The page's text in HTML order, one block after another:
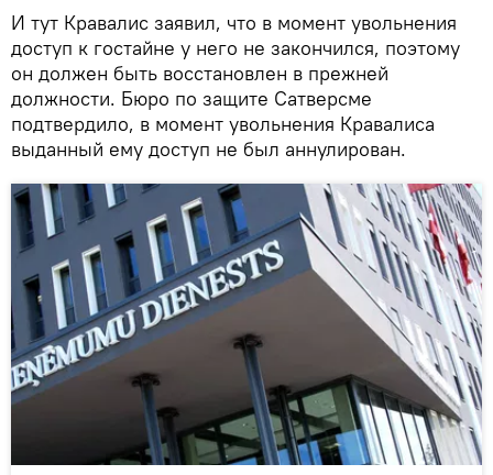
И тут Кравалис заявил, что в момент увольнения
доступ к гостайне у него не закончился, поэтому
он должен быть восстановлен в прежней
должности. Бюро по защите Сатверсме
подтвердило, в момент увольнения Кравалиса
выданный ему доступ не был аннулирован.